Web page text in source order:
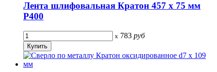
Лента шлифовальная Кратон 457 х 75 мм
P400
x 783 руб